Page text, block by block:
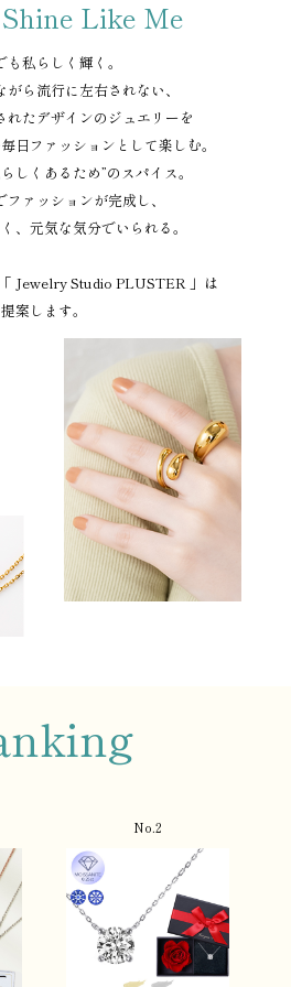
Like Me
も私らしく輝く。
ら流行に左右されない、
れたデザインのジュエリーを
日ファッションとして楽しむ。
しくあるため”のスパイス。
ァッションが完成し、
、元気な気分でいられる。
Jewelry Studio PLUSTER 」は
提案します。
No.2